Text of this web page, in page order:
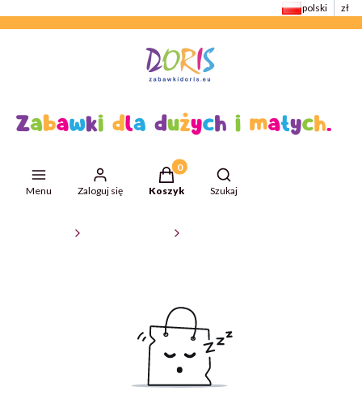
polski zł
Menu Zaloguj się
Produkty w koszyku: 0. Zobacz
Koszyk
Otwórz wyszukiwarkę
Szukaj